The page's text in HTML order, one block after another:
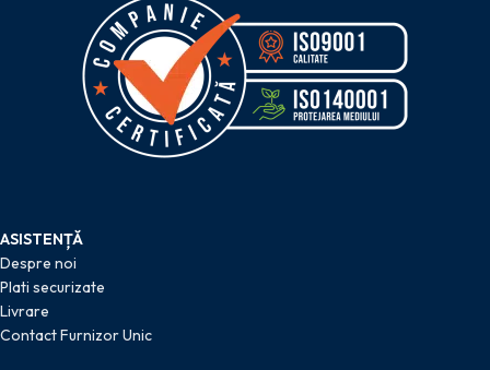
ASISTENȚĂ
Despre noi
Plati securizate
Livrare
Contact Furnizor Unic